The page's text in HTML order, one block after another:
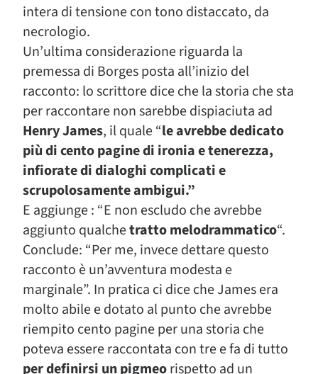
intera di tensione con tono distaccato, da
necrologio.
Un’ultima considerazione riguarda la
premessa di Borges posta all’inizio del
racconto: lo scrittore dice che la storia che sta
per raccontare non sarebbe dispiaciuta ad
Henry James, il quale “le avrebbe dedicato
più di cento pagine di ironia e tenerezza,
infiorate di dialoghi complicati e
scrupolosamente ambigui.”
E aggiunge : “E non escludo che avrebbe
aggiunto qualchetratto melodrammatico“.
Conclude: “Per me, invece dettare questo
racconto è un’avventura modesta e
marginale”. In pratica ci dice che James era
molto abile e dotato al punto che avrebbe
riempito cento pagine per una storia che
poteva essere raccontata con tre e fa di tutto
per definirsi un pigmeorispetto ad un